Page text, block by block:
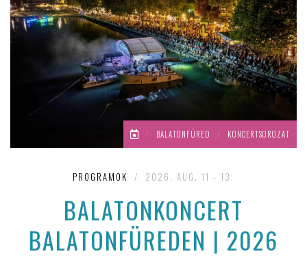
/ BALATONFÜRED / KONCERTSOROZAT
PROGRAMOK / 2026. AUG. 11 - 13.
BALATONKONCERT
BALATONFÜREDEN | 2026